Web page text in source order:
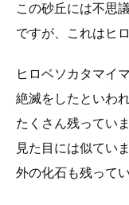
この砂丘には不思
ですが、これはヒ
ヒロベソカタマイ
絶滅をしたといわ
たくさん残っていま
見た目には似てい
外の化石も残って